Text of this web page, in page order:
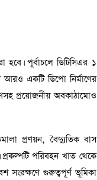
হবে। পূর্বাচলে ডিটিসিএর ১
একটি ডিপো নির্মাণের
প্রয়োজনীয় অবকাঠামোও
প্রণয়ন, বৈদ্যুতিক বাস
প্রকল্পটি পরিবহন খাত থেকে
সংরক্ষণে গুরুত্বপূর্ণ ভূমিকা